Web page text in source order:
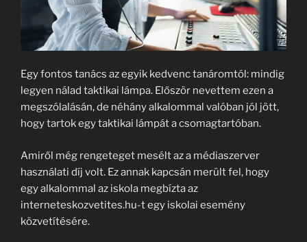
Egy fontos tanács az egyik kedvenc tanáromtól: mindig
legyen nálad taktikai lámpa. Először nevettem ezen a
megszólalásán, de néhány alkalommal valóban jól jött,
hogy tartok egy taktikai lámpát a csomagtartóban.
Amiről még rengeteget mesélt az a médiaszerver
használati díj volt. Ez annak kapcsán merült fel, hogy
egy alkalommal az iskola megbízta az
interneteskozvetites.hu-t egy iskolai esemény
közvetítésére.